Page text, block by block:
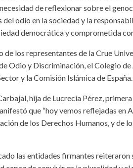
de reflexionar sobre el
del odio en la sociedad y la
democrática y comprometida
de los representantes de la Crue
Odio y Discriminación, el Colegio
y la Comisión Islámica de España.
hija de Lucrecia Pérez,
que “hoy vemos reflejadas en
de los Derechos Humanos, y de
las entidades firmantes